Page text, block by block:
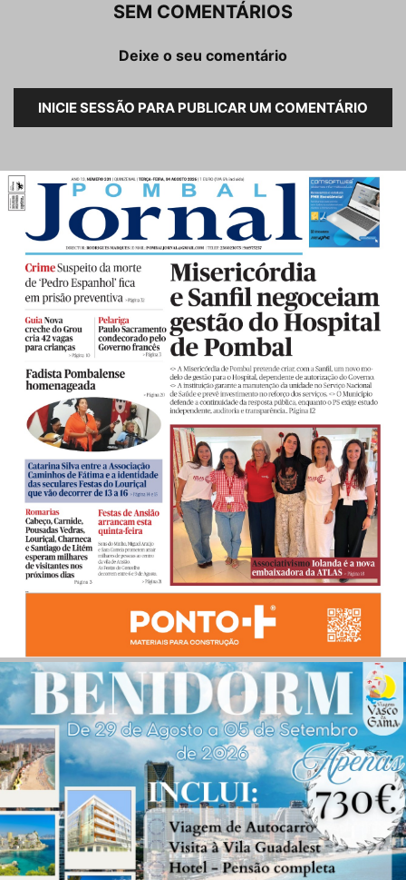
SEM COMENTÁRIOS
Deixe o seu comentário
INICIE SESSÃO PARA PUBLICAR UM COMENTÁRIO